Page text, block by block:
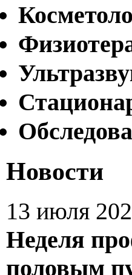
Новости
13 июля
Неделя
половым